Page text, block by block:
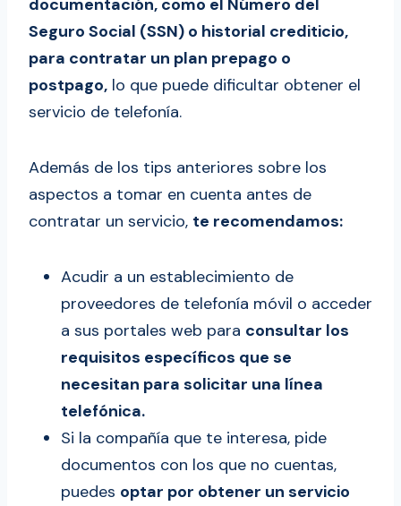
documentación, como el Número del
Seguro Social (SSN) o historial crediticio,
para contratar un plan prepago o
postpago, lo que puede dificultar obtener el
servicio de telefonía.
Además de los tips anteriores sobre los
aspectos a tomar en cuenta antes de
contratar un servicio, te recomendamos:
Acudir a un establecimiento de
proveedores de telefonía móvil o acceder
a sus portales web para consultar los
requisitos específicos que se
necesitan para solicitar una línea
telefónica.
Si la compañía que te interesa, pide
documentos con los que no cuentas,
puedes optar por obtener un servicio